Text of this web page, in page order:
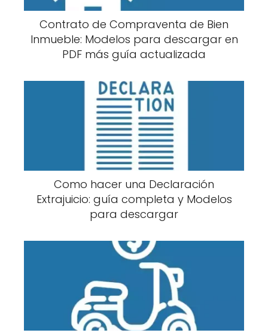
Contrato de Compraventa de Bien
Inmueble: Modelos para descargar en
PDF más guía actualizada
Como hacer una Declaración
Extrajuicio: guía completa y Modelos
para descargar